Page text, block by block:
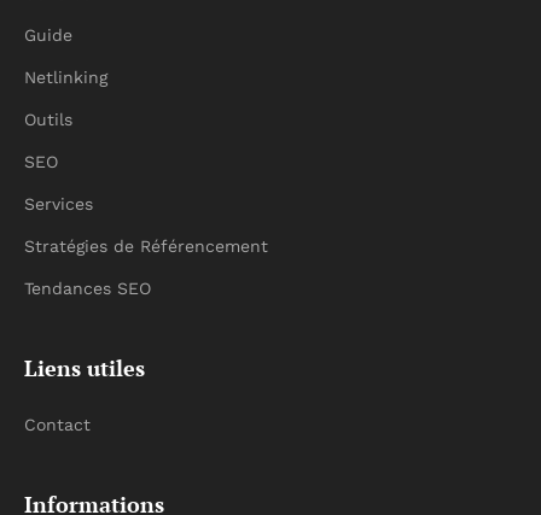
Guide
Netlinking
Outils
SEO
Services
Stratégies de Référencement
Tendances SEO
Liens utiles
Contact
Informations